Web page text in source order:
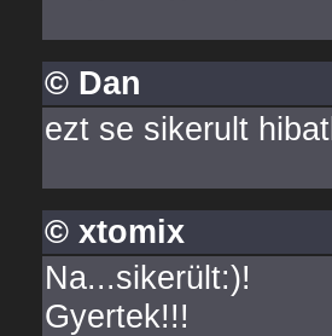
© Dan
ezt se sikerult
© xtomix
Na...sikerült:)!
Gyertek!!!